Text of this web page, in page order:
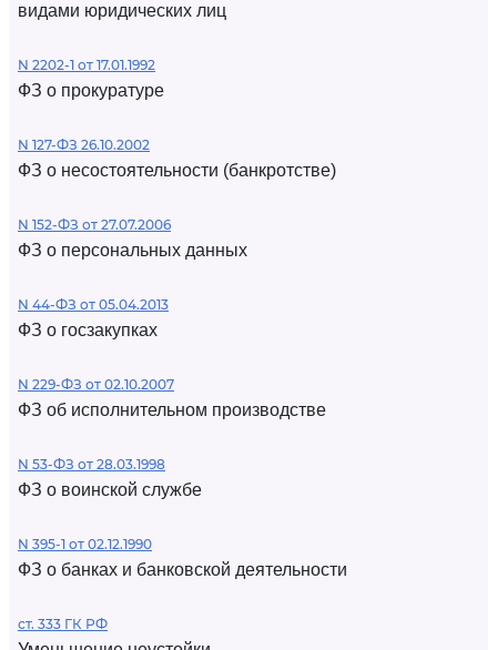
видами юридических лиц
N 2202-1 от 17.01.1992
ФЗ о прокуратуре
N 127-ФЗ 26.10.2002
ФЗ о несостоятельности (банкротстве)
N 152-ФЗ от 27.07.2006
ФЗ о персональных данных
N 44-ФЗ от 05.04.2013
ФЗ о госзакупках
N 229-ФЗ от 02.10.2007
ФЗ об исполнительном производстве
N 53-ФЗ от 28.03.1998
ФЗ о воинской службе
N 395-1 от 02.12.1990
ФЗ о банках и банковской деятельности
ст. 333 ГК РФ